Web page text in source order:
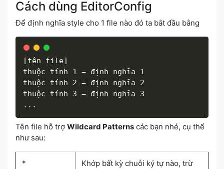
Cách dùng EditorConfig
Để định nghĩa style cho 1 file nào đó ta bắt đầu bằng
[tên file]
thuộc tính 1 = định nghĩa 1
thuộc tính 2 = định nghĩa 2
thuộc tính 3 = định nghĩa 3
...
Tên file hỗ trợ Wildcard Patterns các bạn nhé, cụ thể
như sau:
*
Khớp bất kỳ chuỗi ký tự nào, trừ